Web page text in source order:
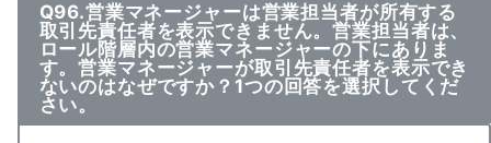
Q96.営業マネージャーは営業担当者が所有する
取引先責任者を表示できません。営業担当者は、
ロール階層内の営業マネージャーの下にありま
す。営業マネージャーが取引先責任者を表示でき
ないのはなぜですか？1つの回答を選択してくだ
さい。